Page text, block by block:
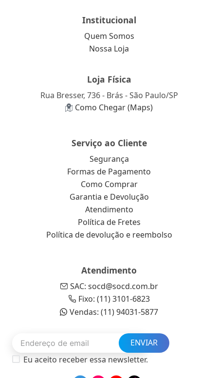
Institucional
Quem Somos
Nossa Loja
Loja Física
Rua Bresser, 736 - Brás - São Paulo/SP
Como Chegar (Maps)
Serviço ao Cliente
Segurança
Formas de Pagamento
Como Comprar
Garantia e Devolução
Atendimento
Política de Fretes
Política de devolução e reembolso
Atendimento
SAC: socd@socd.com.br
Fixo: (11) 3101-6823
Vendas: (11) 94031-5877
ENVIAR
Eu aceito receber essa newsletter.